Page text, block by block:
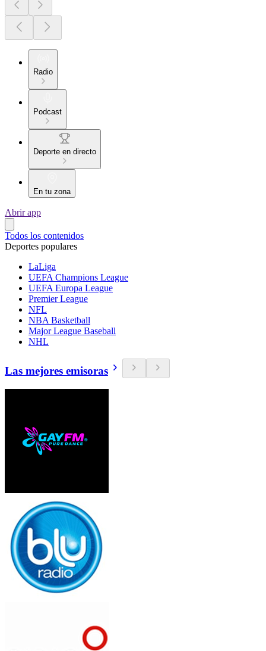
Radio
Podcast
Deporte en directo
En tu zona
Abrir app
Todos los contenidos
Deportes populares
LaLiga
UEFA Champions League
UEFA Europa League
Premier League
NFL
NBA Basketball
Major League Baseball
NHL
Las mejores emisoras